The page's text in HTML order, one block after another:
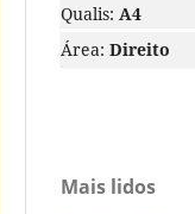
Qualis: A4
Área: Direito
Mais lidos